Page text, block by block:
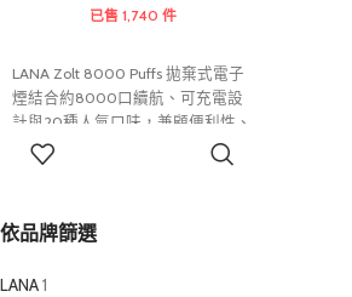
依品牌篩選
LANA1
已售 1,740 件
LANA Zolt 8000 Puffs 拋棄式電子
煙結合約8000口續航、可充電設
計與20種人氣口味，兼顧便利性、
口感表現與長效使用體驗。一次性
免維護設計讓使用更加輕鬆，無論
定順暢的霧化體驗，是兼具實用性
與便利性的熱門拋棄式電子煙選